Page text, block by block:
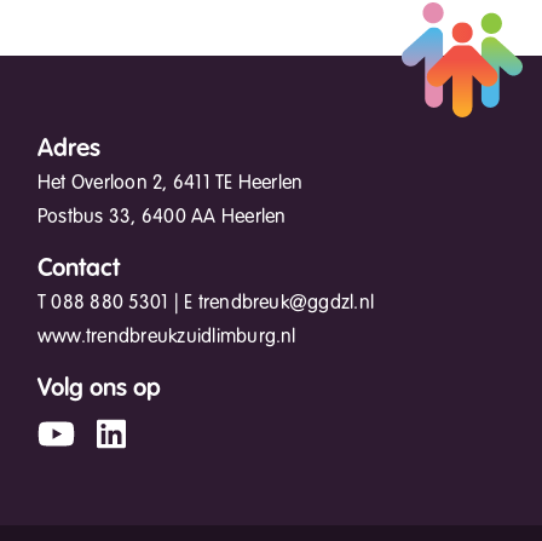
Adres
Het Overloon 2, 6411 TE Heerlen
Postbus 33, 6400 AA Heerlen
Contact
T088 880 5301 | E trendbreuk@ggdzl.nl
www.trendbreukzuidlimburg.nl
Volg ons op